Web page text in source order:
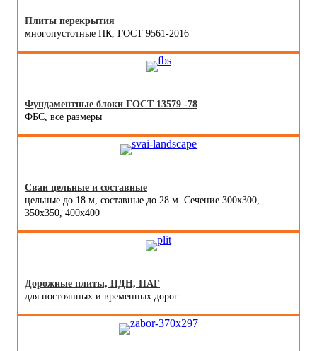
Плиты перекрытия
многопустотные ПК, ГОСТ 9561-2016
Фундаментные блоки ГОСТ 13579 -78
ФБС, все размеры
Сваи цельные и составные
цельные до 18 м, составные до 28 м. Сечение 300x300,
350x350, 400х400
Дорожные плиты, ПДН, ПАГ
для постоянных и временных дорог